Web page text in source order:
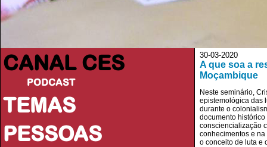
CANAL CES
PODCAST
TEMAS
PESSOAS
30-03-2020
A que soa a
Moçambique
Neste seminário,
epistemológica das
durante o
documento
consciencialização
conhecimentos e
o conceito de luta e